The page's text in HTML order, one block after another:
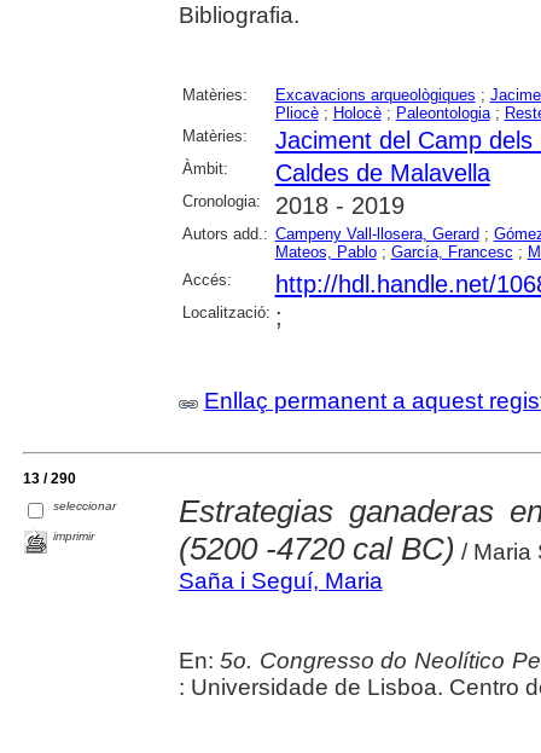
Bibliografia.
Matèries: Excavacions arqueològiques ;
Pliocè; Holocè; Paleontologia;
Matèries:
Jaciment del Camp
Àmbit: Caldes de Malavella
Cronologia: 2018 - 2019
Autors add.: Campeny Vall-llosera, Gerard ;
Mateos, Pablo; García, Francesc ;
Accés:
http://hdl.handle.net/
Localització: ;
Enllaç permanent a aquest
13 / 290
seleccionar
imprimir
Estrategias ganaderas
(5200 -4720 cal BC) / Maria
Saña i Seguí, Maria
En:5o. Congresso do Neolítico
: Universidade de Lisboa. Centro